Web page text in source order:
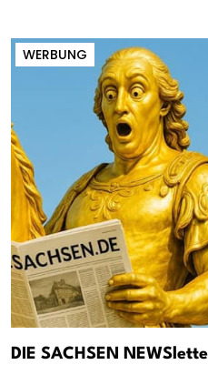
WERBUNG
DIE SACHSEN